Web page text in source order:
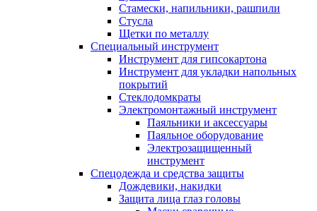
Стамески, напильники, рашпили
Стусла
Щетки по металлу
Специальный инструмент
Инструмент для гипсокартона
Инструмент для укладки напольных
покрытий
Стеклодомкраты
Электромонтажный инструмент
Паяльники и аксессуары
Паяльное оборудование
Электрозащищенный
инструмент
Спецодежда и средства защиты
Дождевики, накидки
Защита лица глаз головы